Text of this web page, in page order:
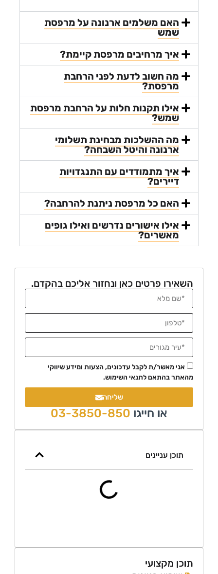
האם משלמים ארנונה על מרפסת
איך מרחיבים מרפסת קיימת?
מה חשוב לדעת לפני הרחבת
אילו תקנות חלות על הרחבת מרפסת
מה ההשלכות מבחינת תשלומי
ארנונה והיטל השבחה?
איך מתמודדים עם התנגדויות
האם כל מרפסת ניתנת להרחבה?
אילו אישורים נדרשים ואילו גופים
מאשרים?
פרטים כאן ונחזור אליכם בהקדם.
מאשר/ת לקבל עדכונים, הצעות ומידע שיווקי
בהתאם לתנאי השימוש.
03-3850-850
מקצועי